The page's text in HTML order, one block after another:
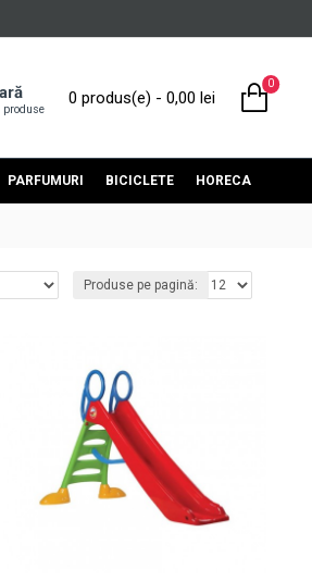
produse
0 produs(e) - 0,00 lei
0
PARFUMURI BICICLETE HORECA
Produse pe pagină: